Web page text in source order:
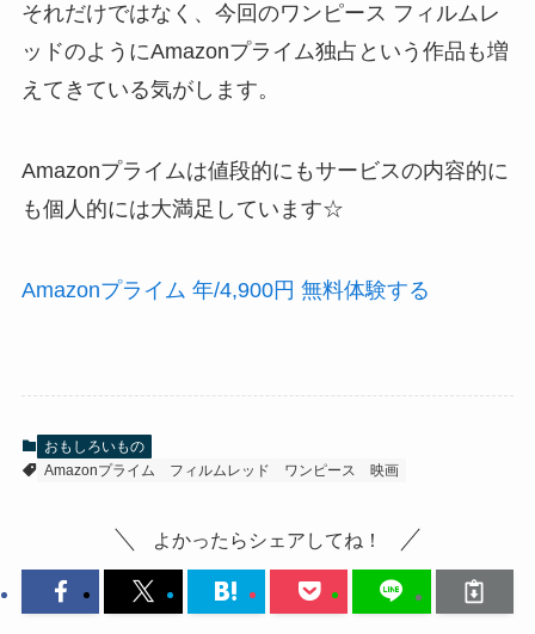
それだけではなく、今回のワンピース フィルムレ
ッドのようにAmazonプライム独占という作品も増
えてきている気がします。
Amazonプライムは値段的にもサービスの内容的に
も個人的には大満足しています☆
Amazonプライム 年/4,900円 無料体験する
おもしろいもの
Amazonプライム
フィルムレッド ワンピース 映画
よかったらシェアしてね！